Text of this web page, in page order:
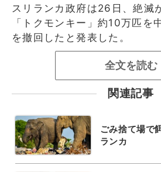
スリランカ政府は26日、絶滅
「トクモンキー」約10万匹を
を撤回したと発表した。
全文を読む
関連記事
ごみ捨て場で
ランカ